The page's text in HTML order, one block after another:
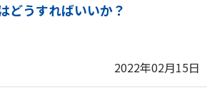
どうすればいいか？
2022年02月15日